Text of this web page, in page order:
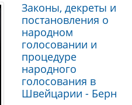
Законы, декреты и
постановления о
народном
голосовании и
процедуре
народного
голосования в
Швейцарии - Берн